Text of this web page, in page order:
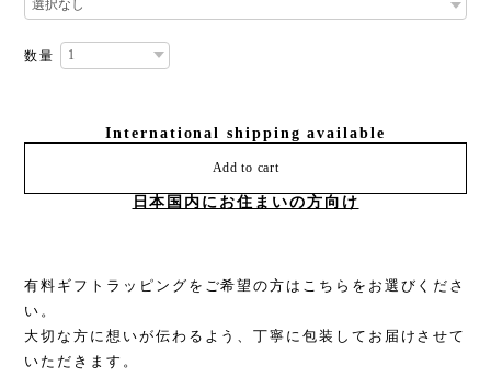
数量
International shipping available
Add to cart
日本国内にお住まいの方向け
有料ギフトラッピングをご希望の方はこちらをお選びくださ
い。
大切な方に想いが伝わるよう、丁寧に包装してお届けさせて
いただきます。